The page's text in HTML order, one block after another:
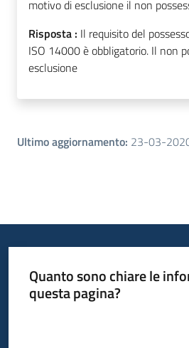
motivo di esclusione il non
Risposta : Il requisito del
ISO 14000 è obbligatorio. Il non
esclusione
Ultimo aggiornamento: 23-03-
Quanto sono chiare le
questa pagina?